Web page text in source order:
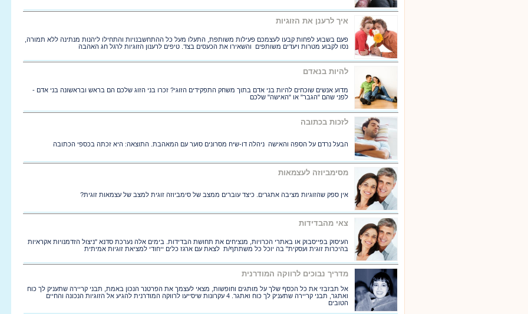
איך לרענן את הזוגיות
פעם בשבוע לפחות קבעו לעצמכם פעילות משותפת, התעלו מעל כל ההתחשבנויות והתחילו ליהנות מנתינה ללא תמורה,
נסו לקבוע מטרות ויעדים משותפים והשאירו את הכעסים בצד. טיפים לרענון הזוגיות לרגל חג האהבה
להיות בנאדם
מדוע אנשים שוכחים להיות בני אדם בתוך משחק התפקידים הזוגי? זכרו בני הזוג שלכם הם בראש ובראשונה בני אדם -
לפני שהם "הגבר" או "האישה" שלכם
לזכות בכתובה
הבעל נרדם על הספה והאישה ניהלה דו-שיח מסרונים סוער עם המאהבת. התוצאה: היא זכתה בכספי הכתובה
מסימביוזה לעצמאות
אין ספק שהזוגיות מציבה אתגרים. כיצד עוברים ממצב של סימביוזה זוגית למצב של עצמאות זוגית?
צאי מהבדידות
העיסוק בפייסבוק או באתרי הכרויות, מנציחים את תחושת הבדידות. בימים אלה נערכת סדנא "ניצול הזדמנויות אקראיות
בהיכרות זוגית ועסקית" בה יוכל כל משתתף/ת לצאת עם ארגז כלים ייחודי למציאת זוגיות אמיתית
מדריך נבוכים לרווקה המודרנית
אל תבזבזי את כל הכסף שלך על מותגים וחופשות, מצאי לעצמך את הפרטנר הנכון באמת, תבני קריירה שתעניק לך כוח
ואתגר, תבני קריירה שתעניק לך כוח ואתגר. 4 עקרונות שיסייעו לרווקה המודרנית להגיע אל הזוגיות הנכונה והחיים
הטובים